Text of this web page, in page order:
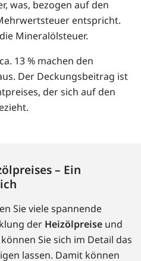
was, bezogen auf den
entspricht.
Mineralölsteuer.
13 % machen den
Der Deckungsbeitrag ist
der sich auf den
– Ein
Sie viele spannende
der Heizölpreise und
Sie sich im Detail das
lassen. Damit können